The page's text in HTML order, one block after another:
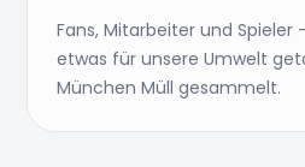
Fans, Mitarbeiter und
etwas für unsere Umwelt
München Müll gesammelt.